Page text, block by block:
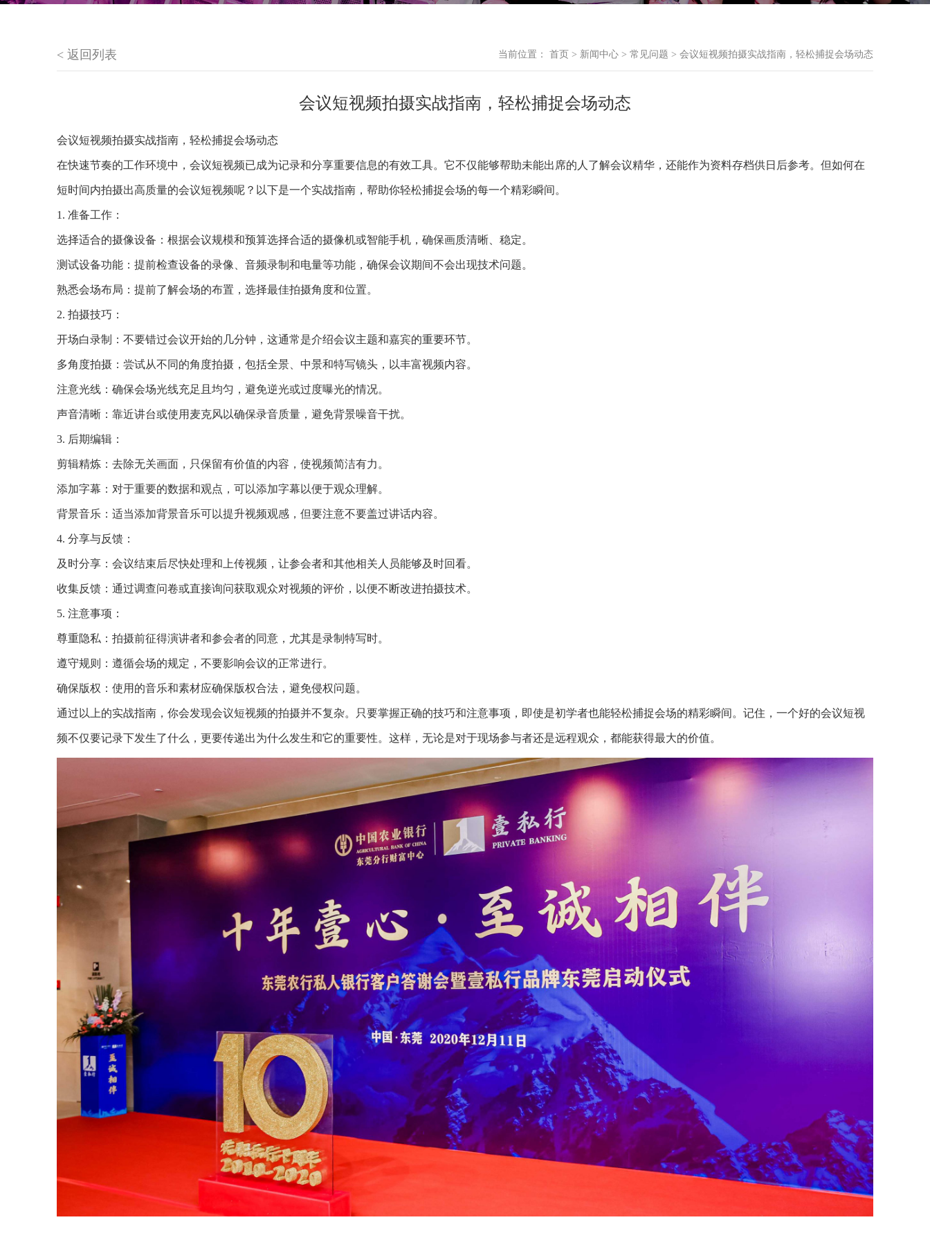
< 返回列表 当前位置： 首页 > 新闻中心 > 常见问题 > 会议短视频拍摄实战指南，轻松捕捉会场动态
会议短视频拍摄实战指南，轻松捕捉会场动态
会议短视频拍摄实战指南，轻松捕捉会场动态
在快速节奏的工作环境中，会议短视频已成为记录和分享重要信息的有效工具。它不仅能够帮助未能出席的人了解会议精华，还能作为资料存档供日后参考。但如何在
短时间内拍摄出高质量的会议短视频呢？以下是一个实战指南，帮助你轻松捕捉会场的每一个精彩瞬间。
1. 准备工作：
选择适合的摄像设备：根据会议规模和预算选择合适的摄像机或智能手机，确保画质清晰、稳定。
测试设备功能：提前检查设备的录像、音频录制和电量等功能，确保会议期间不会出现技术问题。
熟悉会场布局：提前了解会场的布置，选择最佳拍摄角度和位置。
2. 拍摄技巧：
开场白录制：不要错过会议开始的几分钟，这通常是介绍会议主题和嘉宾的重要环节。
多角度拍摄：尝试从不同的角度拍摄，包括全景、中景和特写镜头，以丰富视频内容。
注意光线：确保会场光线充足且均匀，避免逆光或过度曝光的情况。
声音清晰：靠近讲台或使用麦克风以确保录音质量，避免背景噪音干扰。
3. 后期编辑：
剪辑精炼：去除无关画面，只保留有价值的内容，使视频简洁有力。
添加字幕：对于重要的数据和观点，可以添加字幕以便于观众理解。
背景音乐：适当添加背景音乐可以提升视频观感，但要注意不要盖过讲话内容。
4. 分享与反馈：
及时分享：会议结束后尽快处理和上传视频，让参会者和其他相关人员能够及时回看。
收集反馈：通过调查问卷或直接询问获取观众对视频的评价，以便不断改进拍摄技术。
5. 注意事项：
尊重隐私：拍摄前征得演讲者和参会者的同意，尤其是录制特写时。
遵守规则：遵循会场的规定，不要影响会议的正常进行。
确保版权：使用的音乐和素材应确保版权合法，避免侵权问题。
通过以上的实战指南，你会发现会议短视频的拍摄并不复杂。只要掌握正确的技巧和注意事项，即使是初学者也能轻松捕捉会场的精彩瞬间。记住，一个好的会议短视
频不仅要记录下发生了什么，更要传递出为什么发生和它的重要性。这样，无论是对于现场参与者还是远程观众，都能获得最大的价值。